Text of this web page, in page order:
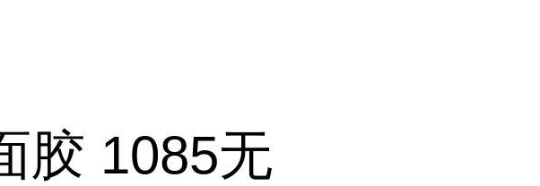
胶 1085无